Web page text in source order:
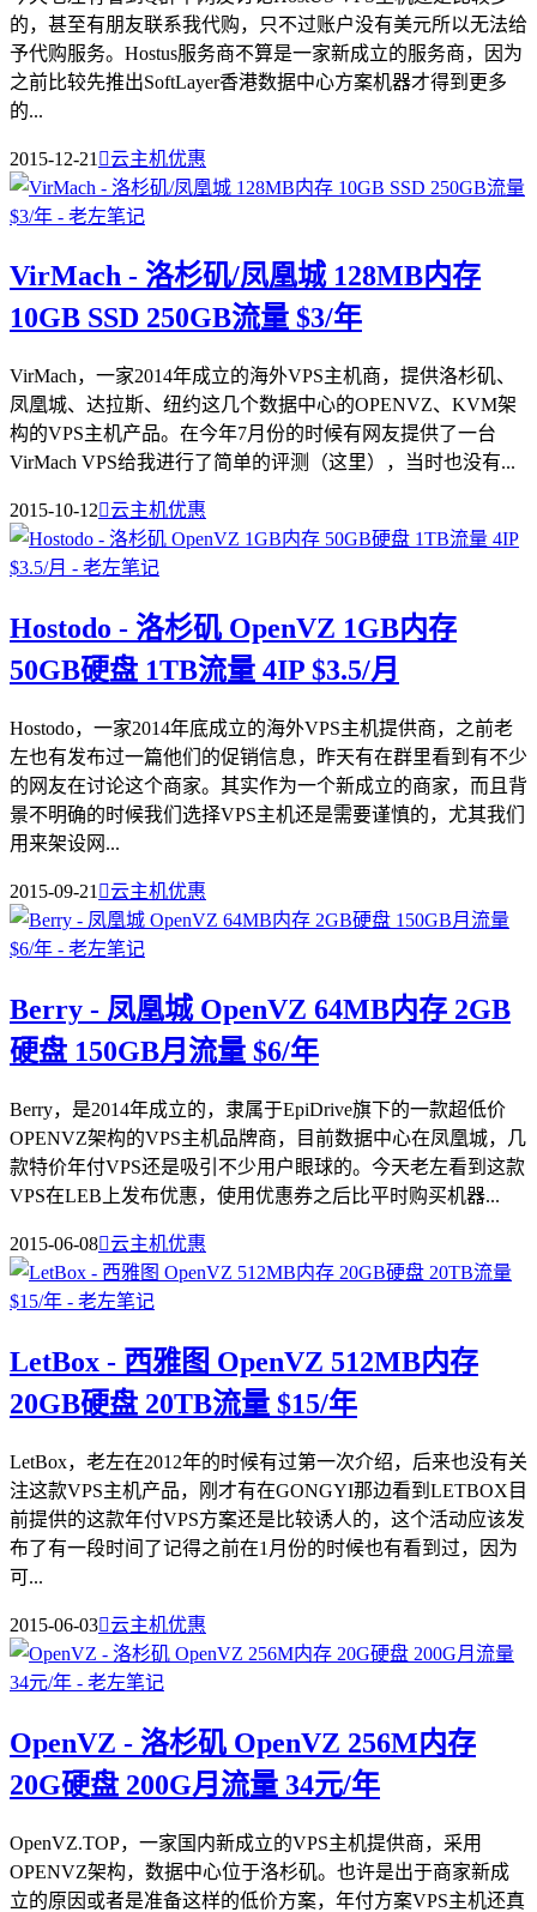
的，甚至有朋友联系我代购，只不过账户没有美元所以无法给
予代购服务。Hostus服务商不算是一家新成立的服务商，因为
之前比较先推出SoftLayer香港数据中心方案机器才得到更多
的...
2015-12-21 云主机优惠
VirMach - 洛杉矶/凤凰城 128MB内存
10GB SSD 250GB流量 $3/年
VirMach，一家2014年成立的海外VPS主机商，提供洛杉矶、
凤凰城、达拉斯、纽约这几个数据中心的OPENVZ、KVM架
构的VPS主机产品。在今年7月份的时候有网友提供了一台
VirMach VPS给我进行了简单的评测（这里），当时也没有...
2015-10-12云主机优惠
Hostodo - 洛杉矶 OpenVZ 1GB内存
50GB硬盘 1TB流量 4IP $3.5/月
Hostodo，一家2014年底成立的海外VPS主机提供商，之前老
左也有发布过一篇他们的促销信息，昨天有在群里看到有不少
的网友在讨论这个商家。其实作为一个新成立的商家，而且背
景不明确的时候我们选择VPS主机还是需要谨慎的，尤其我们
用来架设网...
2015-09-21 云主机优惠
Berry - 凤凰城 OpenVZ 64MB内存 2GB
硬盘 150GB月流量 $6/年
Berry，是2014年成立的，隶属于EpiDrive旗下的一款超低价
OPENVZ架构的VPS主机品牌商，目前数据中心在凤凰城，几
款特价年付VPS还是吸引不少用户眼球的。今天老左看到这款
VPS在LEB上发布优惠，使用优惠券之后比平时购买机器...
2015-06-08云主机优惠
LetBox - 西雅图 OpenVZ 512MB内存
20GB硬盘 20TB流量 $15/年
LetBox，老左在2012年的时候有过第一次介绍，后来也没有关
注这款VPS主机产品，刚才有在GONGYI那边看到LETBOX目
前提供的这款年付VPS方案还是比较诱人的，这个活动应该发
布了有一段时间了记得之前在1月份的时候也有看到过，因为
可...
2015-06-03云主机优惠
OpenVZ - 洛杉矶 OpenVZ 256M内存
20G硬盘 200G月流量 34元/年
OpenVZ.TOP，一家国内新成立的VPS主机提供商，采用
OPENVZ架构，数据中心位于洛杉矶。也许是出于商家新成
立的原因或者是准备这样的低价方案，年付方案VPS主机还真